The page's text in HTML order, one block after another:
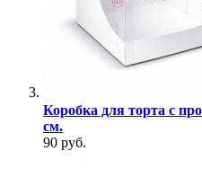
Коробка для торта с
см.
90 руб.